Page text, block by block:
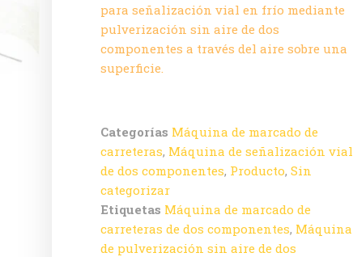
para señalización vial en frío mediante
pulverización sin aire de dos
componentes a través del aire sobre una
superficie.
Categorías Máquina de marcado de
carreteras, Máquina de señalización vial
de dos componentes, Producto, Sin
categorizar
Etiquetas Máquina de marcado de
carreteras de dos componentes, Máquina
de pulverización sin aire de dos